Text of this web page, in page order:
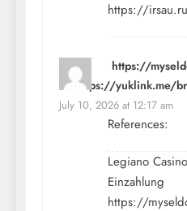
https://
https://
to=https://yuklink.me/
July 10, 2026 at 12:17 am
References:
Legiano
Einzahlung
https://